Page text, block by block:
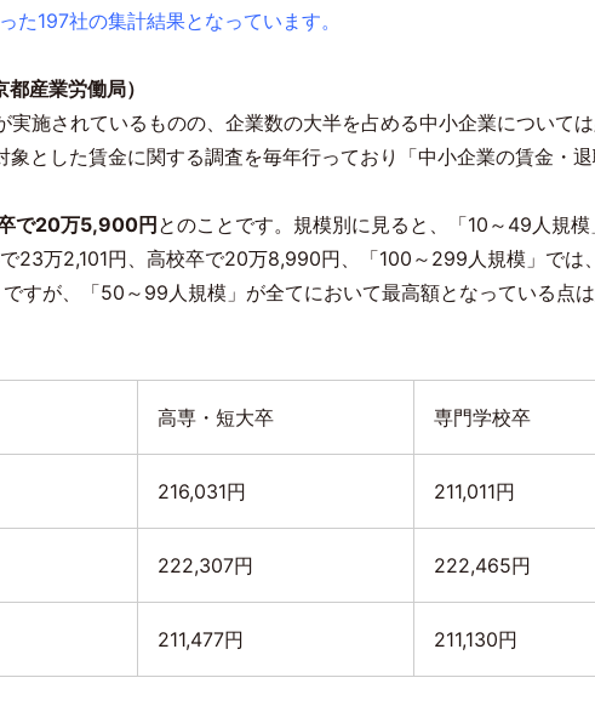
197社の集計結果となっています。
産業労働局）
施されているものの、企業数の大半を占める中小企業について
象とした賃金に関する調査を毎年行っており「中小企業の賃金・
で20万5,900円とのことです。規模別に見ると、「10 ～ 49 人規
23万2,101円、高校卒で20万8,990円、「100 ～ 299 人規模」では
すが、「50 ～ 99 人規模」が全てにおいて最高額となっている点は
高専・短大卒 専門学校卒
216,031円 211,011円
222,307円 222,465円
211,477円 211,130円